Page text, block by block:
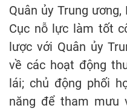
Quân ủy Trung
Cục nỗ lực làm tốt
lược với Quân ủy
về các hoạt động
lái; chủ động phối
năng để tham mưu